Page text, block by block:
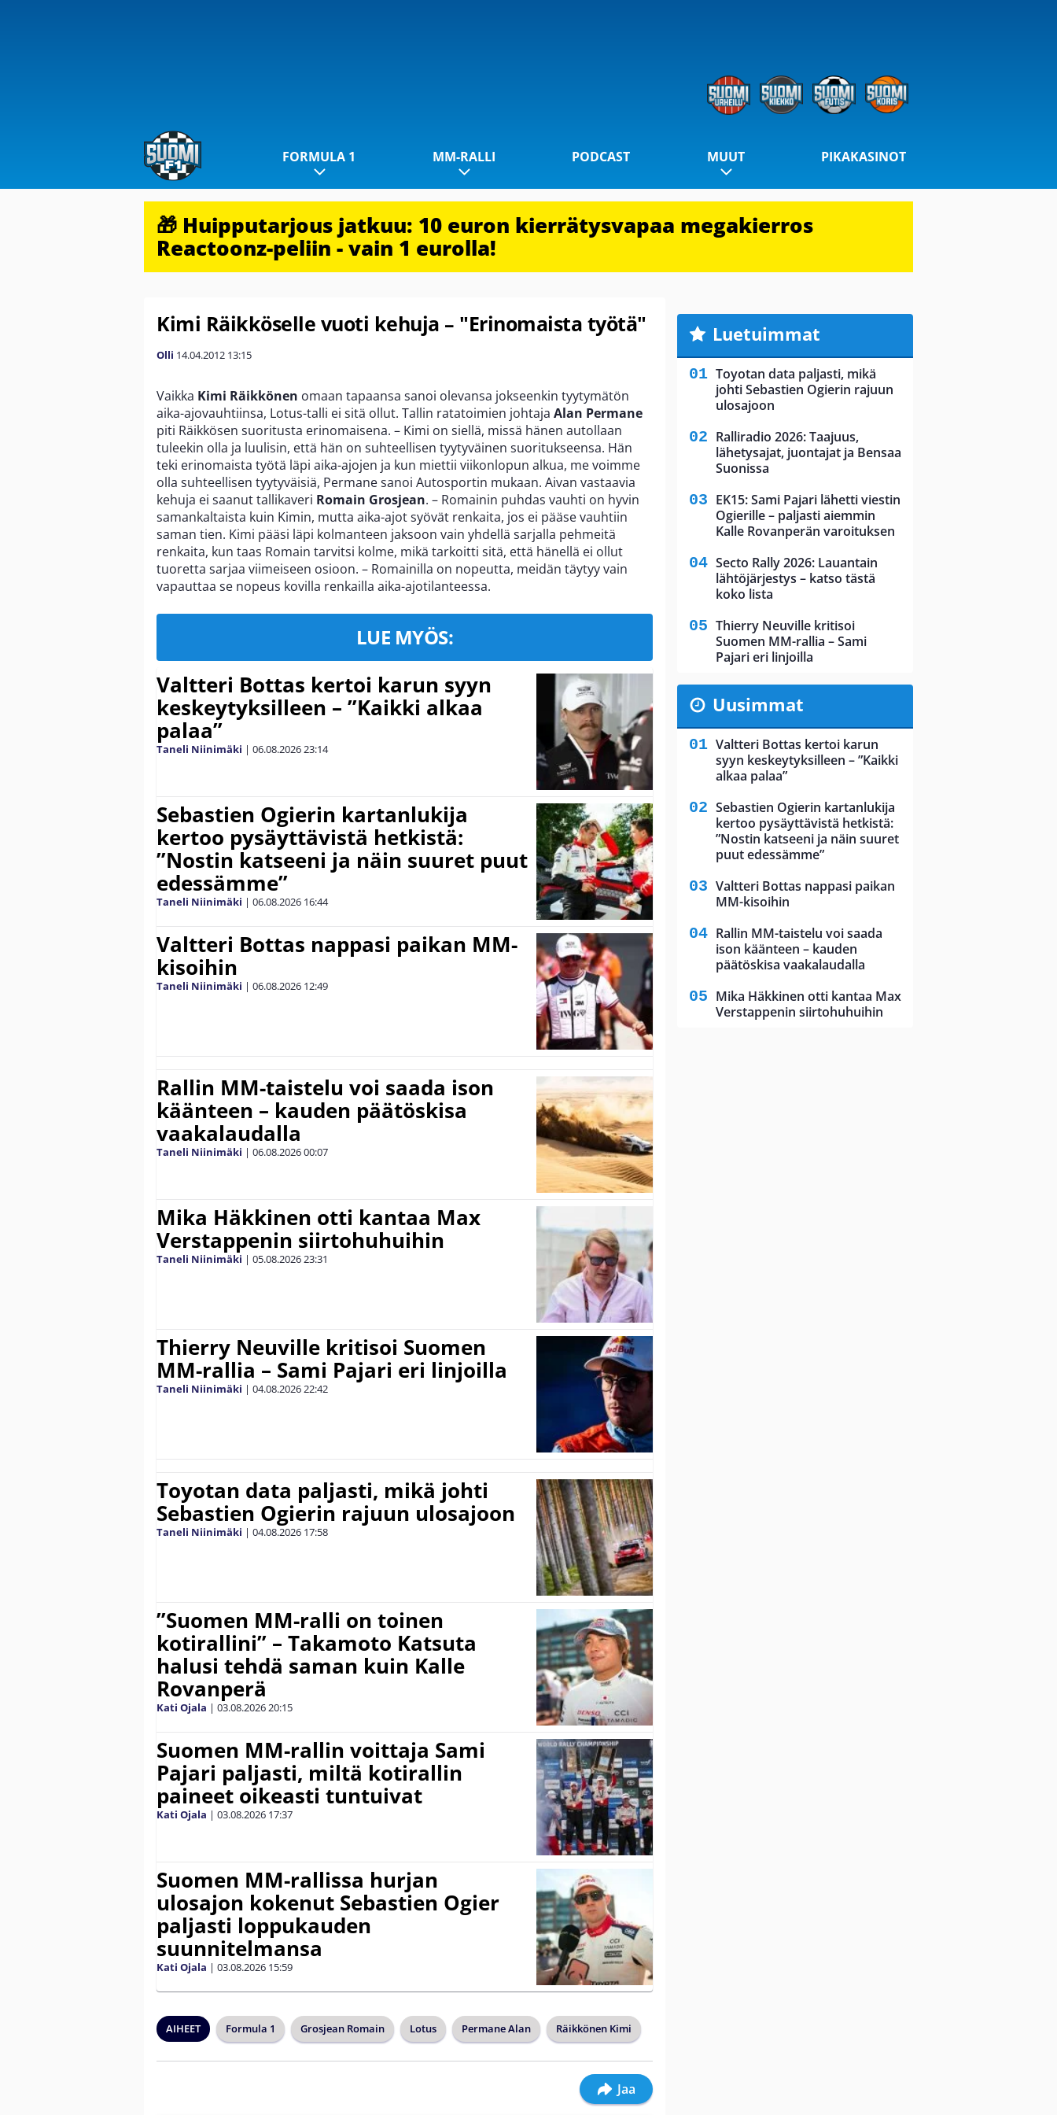
FORMULA 1 MM-RALLI PODCAST MUUT PIKAKASINOT
🎁 Huipputarjous jatkuu: 10 euron kierrätysvapaa megakierros
Reactoonz-peliin - vain 1 eurolla!
Kimi Räikköselle vuoti kehuja – "Erinomaista työtä"
Olli 14.04.2012 13:15
Vaikka Kimi Räikkönen omaan tapaansa sanoi olevansa jokseenkin tyytymätön
aika-ajovauhtiinsa, Lotus-talli ei sitä ollut. Tallin ratatoimien johtaja Alan Permane
piti Räikkösen suoritusta erinomaisena. – Kimi on siellä, missä hänen autollaan
tuleekin olla ja luulisin, että hän on suhteellisen tyytyväinen suoritukseensa. Hän
teki erinomaista työtä läpi aika-ajojen ja kun miettii viikonlopun alkua, me voimme
olla suhteellisen tyytyväisiä, Permane sanoi Autosportin mukaan. Aivan vastaavia
kehuja ei saanut tallikaveri Romain Grosjean. – Romainin puhdas vauhti on hyvin
samankaltaista kuin Kimin, mutta aika-ajot syövät renkaita, jos ei pääse vauhtiin
saman tien. Kimi pääsi läpi kolmanteen jaksoon vain yhdellä sarjalla pehmeitä
renkaita, kun taas Romain tarvitsi kolme, mikä tarkoitti sitä, että hänellä ei ollut
tuoretta sarjaa viimeiseen osioon. – Romainilla on nopeutta, meidän täytyy vain
vapauttaa se nopeus kovilla renkailla aika-ajotilanteessa.
LUE MYÖS:
Valtteri Bottas kertoi karun syyn
keskeytyksilleen – ”Kaikki alkaa
palaa”
Taneli Niinimäki | 06.08.202623:14
Sebastien Ogierin kartanlukija
kertoo pysäyttävistä hetkistä:
”Nostin katseeni ja näin suuret puut
edessämme”
Taneli Niinimäki | 06.08.2026 16:44
Valtteri Bottas nappasi paikan MM-
kisoihin
Taneli Niinimäki | 06.08.2026 12:49
Rallin MM-taistelu voi saada ison
käänteen – kauden päätöskisa
vaakalaudalla
Taneli Niinimäki | 06.08.202600:07
Mika Häkkinen otti kantaa Max
Verstappenin siirtohuhuihin
Taneli Niinimäki | 05.08.202623:31
Thierry Neuville kritisoi Suomen
MM-rallia – Sami Pajari eri linjoilla
Taneli Niinimäki | 04.08.202622:42
Toyotan data paljasti, mikä johti
Sebastien Ogierin rajuun ulosajoon
Taneli Niinimäki | 04.08.2026 17:58
”Suomen MM-ralli on toinen
kotirallini” – Takamoto Katsuta
halusi tehdä saman kuin Kalle
Rovanperä
Kati Ojala | 03.08.202620:15
Suomen MM-rallin voittaja Sami
Pajari paljasti, miltä kotirallin
paineet oikeasti tuntuivat
Kati Ojala | 03.08.2026 17:37
Suomen MM-rallissa hurjan
ulosajon kokenut Sebastien Ogier
paljasti loppukauden
suunnitelmansa
Kati Ojala | 03.08.2026 15:59
AIHEET Formula 1 Grosjean Romain Lotus Permane Alan Räikkönen Kimi
Jaa
Luetuimmat
Toyotan data paljasti, mikä
johti Sebastien Ogierin rajuun
ulosajoon
Ralliradio 2026: Taajuus,
lähetysajat, juontajat ja Bensaa
Suonissa
EK15: Sami Pajari lähetti viestin
Ogierille – paljasti aiemmin
Kalle Rovanperän varoituksen
Secto Rally 2026: Lauantain
lähtöjärjestys – katso tästä
koko lista
Thierry Neuville kritisoi
Suomen MM-rallia – Sami
Pajari eri linjoilla
Uusimmat
Valtteri Bottas kertoi karun
syyn keskeytyksilleen – ”Kaikki
alkaa palaa”
Sebastien Ogierin kartanlukija
kertoo pysäyttävistä hetkistä:
”Nostin katseeni ja näin suuret
puut edessämme”
Valtteri Bottas nappasi paikan
MM-kisoihin
Rallin MM-taistelu voi saada
ison käänteen – kauden
päätöskisa vaakalaudalla
Mika Häkkinen otti kantaa Max
Verstappenin siirtohuhuihin